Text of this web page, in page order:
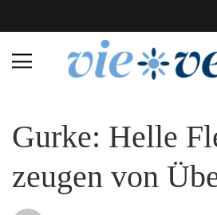
Gurke: Helle
zeugen von